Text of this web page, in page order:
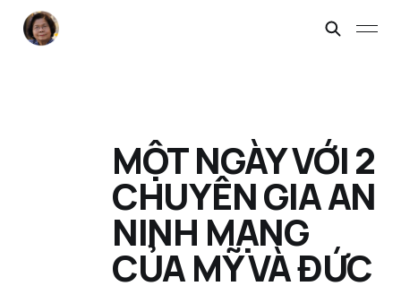
MỘT NGÀY VỚI 2
CHUYÊN GIA AN
NINH MẠNG
CỦA MỸ VÀ ĐỨC